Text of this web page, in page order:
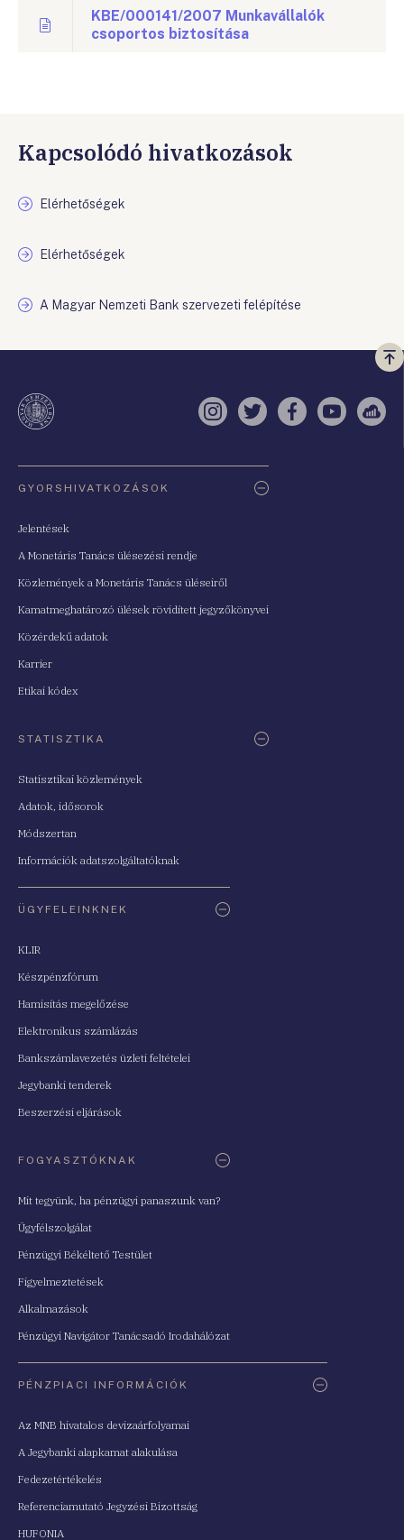
KBE/000141/2007 Munkavállalók
csoportos biztosítása
Kapcsolódó hivatkozások
Elérhetőségek
Elérhetőségek
A Magyar Nemzeti Bank szervezeti felépítése
a
Instagram
TwitterFacebook
YouTube
GYORSHIVATKOZÁSOK
Jelentések
A Monetáris Tanács ülésezési rendje
Közlemények a Monetáris Tanács üléseiről
Kamatmeghatározó ülések rövidített jegyzőkönyvei
Közérdekű adatok
Karrier
Etikai kódex
STATISZTIKA
Statisztikai közlemények
Adatok, idősorok
Módszertan
Információk adatszolgáltatóknak
ÜGYFELEINKNEK
KLIR
Készpénzfórum
Hamisítás megelőzése
Elektronikus számlázás
Bankszámlavezetés üzleti feltételei
Jegybanki tenderek
Beszerzési eljárások
FOGYASZTÓKNAK
Mit tegyünk, ha pénzügyi panaszunk van?
Ügyfélszolgálat
Pénzügyi Békéltető Testület
Figyelmeztetések
Alkalmazások
Pénzügyi Navigátor Tanácsadó Irodahálózat
PÉNZPIACI INFORMÁCIÓK
Az MNB hivatalos devizaárfolyamai
A Jegybanki alapkamat alakulása
Fedezetértékelés
Referenciamutató Jegyzési Bizottság
HUFONIA